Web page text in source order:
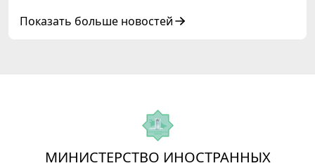
Показать больше новостей
МИНИСТЕРСТВО ИНОСТРАННЫХ